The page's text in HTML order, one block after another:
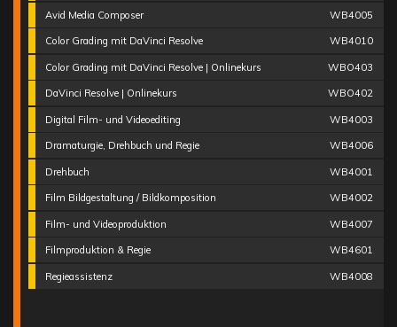
Avid Media Composer WB4005
Color Grading mit DaVinci Resolve WB4010
Color Grading mit DaVinci Resolve | Onlinekurs WBO403
DaVinci Resolve | Onlinekurs WBO402
Digital Film- und Videoediting WB4003
Dramaturgie, Drehbuch und Regie WB4006
Drehbuch WB4001
Film Bildgestaltung / Bildkomposition WB4002
Film- und Videoproduktion WB4007
Filmproduktion & Regie WB4601
Regieassistenz WB4008